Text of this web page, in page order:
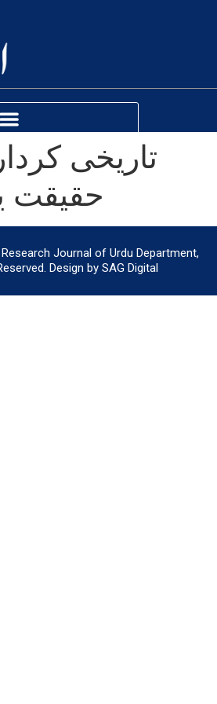
تاریخی
حقیقت
Journal of Urdu Department,
Design by SAG Digital